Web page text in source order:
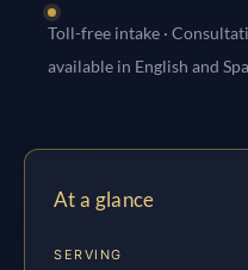
Toll-free intake ·
available in English and
At a glance
SERVING